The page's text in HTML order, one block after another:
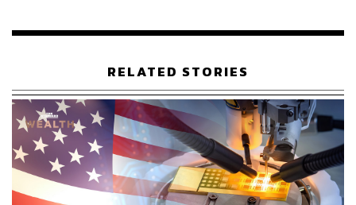
กรณีที่เคยถูกยึดสินทรัพย์ในยุครัฐบาลชาเวซ
นอกจากนี้ หากย้อนดูราคาน้ำมันดิบเบรนท์ และเวสต์เท็กซัส
ต่างลดลงเกือบ 20% ในปีที่ผ่านมา 2025 ซึ่งเป็นการลดลง
มากที่สุดนับตั้งแต่ปี 2020 และ ราคาน้ำมันเบรนท์ลดลงติดต่อ
กันนับเป็นปีที่ 3 ซึ่งเป็นช่วงเวลาที่ยาวนานที่สุดเป็น
ประวัติการณ์อีกด้วย
RELATED STORIES